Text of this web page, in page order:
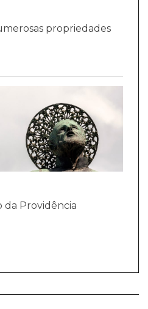
propriedades
da Providência